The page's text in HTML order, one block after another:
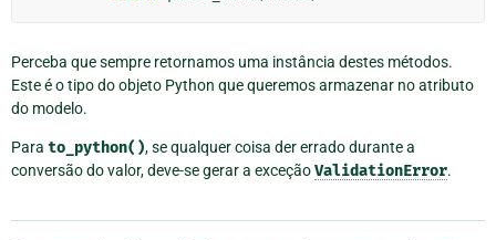
Perceba que sempre retornamos uma instância destes métodos.
Este é o tipo do objeto Python que queremos armazenar no atributo
do modelo.
Para to_python(), se qualquer coisa der errado durante a
conversão do valor, deve-se gerar a exceçãoValidationError.